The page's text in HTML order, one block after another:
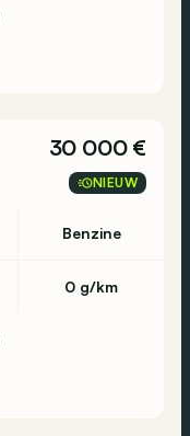
30 000 €
NIEUW
Benzine
0 g/km